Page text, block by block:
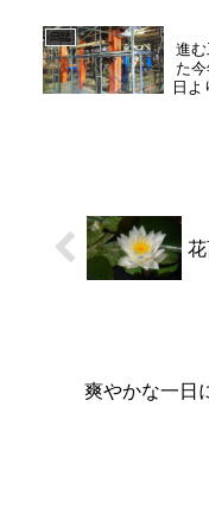
売
笑
さ
日誌
進
た
日よ
ま
爽やかな一日